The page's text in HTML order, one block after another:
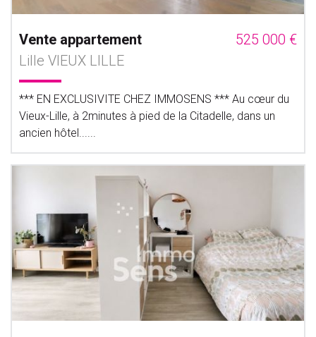
Vente appartement
525 000 €
Lille VIEUX LILLE
*** EN EXCLUSIVITE CHEZ IMMOSENS *** Au cœur du
Vieux-Lille, à 2minutes à pied de la Citadelle, dans un
ancien hôtel......